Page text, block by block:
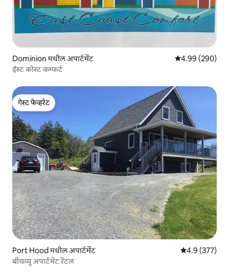
Dominion मधील अपार्टमेंट 5 पैकी 4.99
4.99 (290)
ईस्ट कोस्ट कम्फर्ट
गेस्ट फेव्हरेट
गेस्ट फेव्हरेट
Port Hood मधील अपार्टमेंट 5 पैकी 4.9
4.9 (377)
बीचव्यू अपार्टमेंट रेंटल